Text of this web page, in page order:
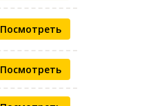
Посмотреть
Посмотреть